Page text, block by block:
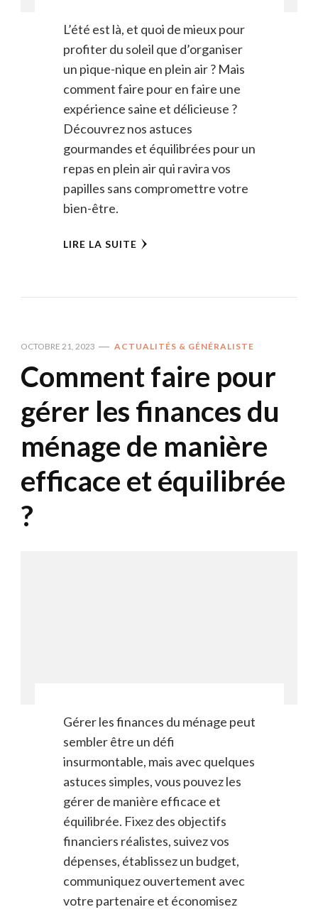
L’été est là, et quoi de mieux pour
profiter du soleil que d’organiser
un pique-nique en plein air ? Mais
comment faire pour en faire une
expérience saine et délicieuse ?
Découvrez nos astuces
gourmandes et équilibrées pour un
repas en plein air qui ravira vos
papilles sans compromettre votre
bien-être.
LIRE LA SUITE
OCTOBRE 21, 2023 ACTUALITÉS & GÉNÉRALISTE
Comment faire pour
gérer les finances du
ménage de manière
efficace et équilibrée
?
Gérer les finances du ménage peut
sembler être un défi
insurmontable, mais avec quelques
astuces simples, vous pouvez les
gérer de manière efficace et
équilibrée. Fixez des objectifs
financiers réalistes, suivez vos
dépenses, établissez un budget,
communiquez ouvertement avec
votre partenaire et économisez